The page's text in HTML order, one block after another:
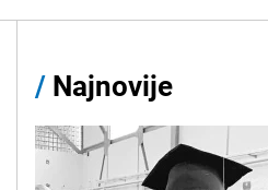
/ Najnovije